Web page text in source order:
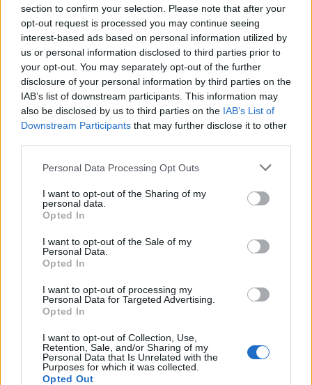
section to confirm your selection. Please note that after your
opt-out request is processed you may continue seeing
interest-based ads based on personal information utilized by
us or personal information disclosed to third parties prior to
your opt-out. You may separately opt-out of the further
disclosure of your personal information by third parties on the
IAB’s list of downstream participants. This information may
also be disclosed by us to third parties on the IAB’s List of
Downstream Participants that may further disclose it to other
Personal Data Processing Opt Outs
I want to opt-out of the Sharing of my
personal data.
Opted In
I want to opt-out of the Sale of my
Personal Data.
Opted In
I want to opt-out of processing my
Personal Data for Targeted Advertising.
Opted In
I want to opt-out of Collection, Use,
Retention, Sale, and/or Sharing of my
Personal Data that Is Unrelated with the
Purposes for which it was collected.
Opted Out
προσπάθεια, θέλουν συνεχώς να δημιουργούν
προβλήματα".
TAGS:
ΘΥΜΙΟΣ ΣΤΑΥΡΟΠΟΥΛΟΣ
ΠΟΔΟΣΦΑΙΡΙΚΟΣ ΣΥΛΛΟΓΟΣ